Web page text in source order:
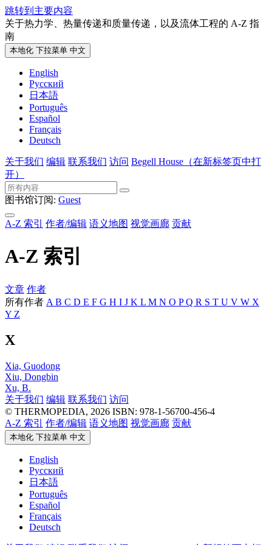
跳转到主要内容
关于热力学、热量传递和质量传递，以及流体工程的 A-Z 指
南
本地化 下拉菜单 中文
English
Русский
日本語
Português
Español
Français
Deutsch
关于我们 编辑 联系我们 访问 Begell House （在新标签页中打
开）
图书馆订阅: Guest
A-Z 索引 作者/编辑 语义地图 视觉画廊 贡献
A-Z 索引
文章 作者
所有作者 A B C D E F G H I J K L M N O PQ R S T U V W X
Y Z
X
Xia, Guodong
Xiu, Dongbin
Xu, B.
关于我们 编辑 联系我们 访问
© THERMOPEDIA, 2026 ISBN: 978-1-56700-456-4
A-Z 索引
作者/编辑 语义地图 视觉画廊 贡献
本地化 下拉菜单 中文
English
Русский
日本語
Português
Español
Français
Deutsch